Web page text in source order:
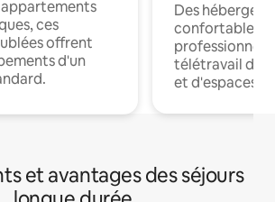
appartements
ces
offrent
d'un
Des
confortables
professionnels
télétravail
et d'espaces
et avantages des séjours